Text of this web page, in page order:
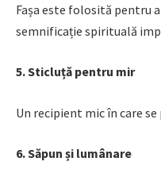
Fașa este folosită pentru
semnificație spirituală
5. Sticluță pentru mir
Un recipient mic în care
6. Săpun și lumânare